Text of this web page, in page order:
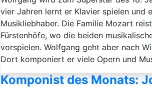
vier Jahren lernt er Klavier spielen und
Musikliebhaber. Die Familie Mozart
Fürstenhöfe, wo die beiden
vorspielen. Wolfgang geht aber nach
Dort komponiert er viele Opern und
Komponist des Monats: